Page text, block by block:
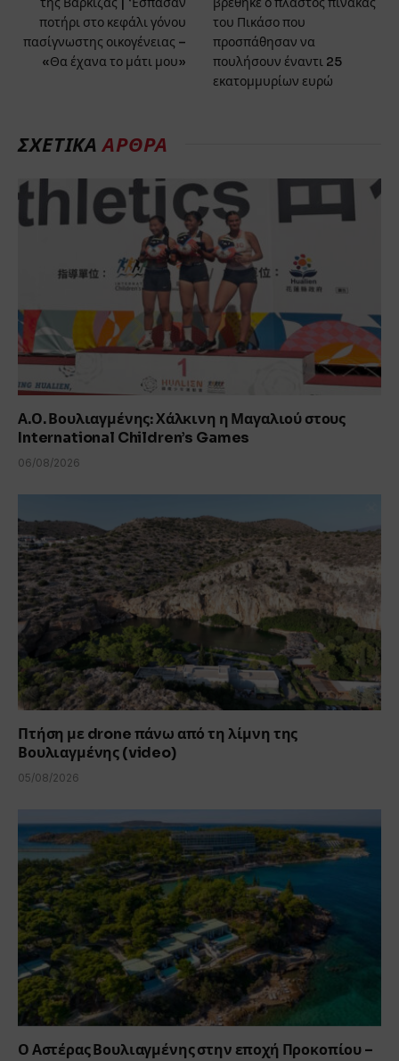
ποτήρι στο κεφάλι γόνου
πασίγνωστης οικογένειας –
«Θα έχανα το μάτι μου»
του Πικάσο που
προσπάθησαν να
πουλήσουν έναντι 25
εκατομμυρίων ευρώ
ΣΧΕΤΙΚΑΑΡΘΡΑ
Α.Ο. Βουλιαγμένης: Χάλκινη η Μαγαλιού στους
International Children’s Games
06/08/2026
Πτήση με drone πάνω από τη λίμνη της
Βουλιαγμένης (video)
05/08/2026
Ο Αστέρας Βουλιαγμένης στην εποχή Προκοπίου –